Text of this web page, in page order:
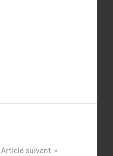
Article suivant